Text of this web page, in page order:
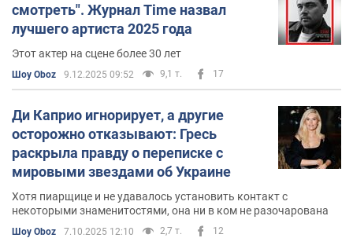
смотреть". Журнал Time назвал
лучшего артиста 2025 года
Этот актер на сцене более 30 лет
Шоу Oboz 9.12.2025 09:52 9,1 т. 17
Ди Каприо игнорирует, а другие
осторожно отказывают: Гресь
раскрыла правду о переписке с
мировыми звездами об Украине
Хотя пиарщице и не удавалось установить контакт с
некоторыми знаменитостями, она ни в ком не разочарована
Шоу Oboz 7.10.2025 12:10 2,7 т. 12